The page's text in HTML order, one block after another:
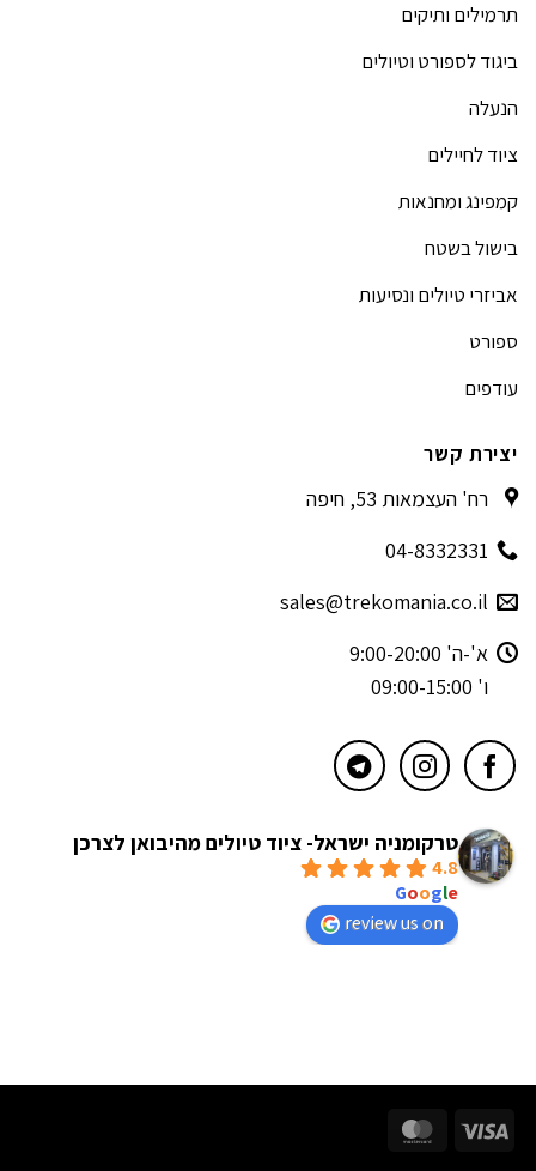
תרמילים ותיקים
ביגוד לספורט וטיולים
הנעלה
ציוד לחיילים
קמפינג ומחנאות
בישול בשטח
אביזרי טיולים ונסיעות
ספורט
עודפים
יצירת קשר
רח' העצמאות 53, חיפה
04-8332331
sales@trekomania.co.il
א'-ה' 9:00-20:00
ו' 09:00-15:00
טרקומניה ישראל- ציוד טיולים מהיבואן לצרכן
4.8
Google
review us on
Visa